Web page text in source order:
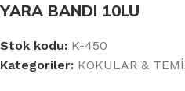
YARA BANDI 10LU
Stok kodu: K-450
Kategoriler: KOKULAR &